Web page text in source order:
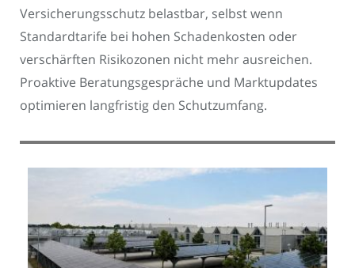
Versicherungsschutz belastbar, selbst wenn
Standardtarife bei hohen Schadenkosten oder
verschärften Risikozonen nicht mehr ausreichen.
Proaktive Beratungsgespräche und Marktupdates
optimieren langfristig den Schutzumfang.